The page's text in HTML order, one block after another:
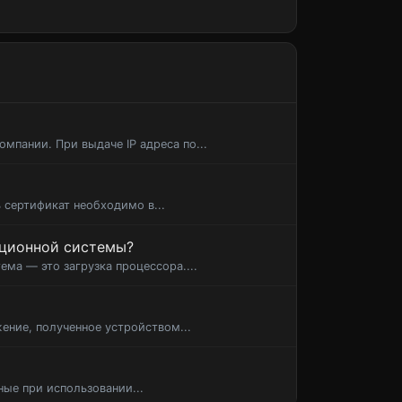
При выдаче IP адреса по...
сертификат необходимо в...
системы?
— это загрузка процессора....
полученное устройством...
при использовании...